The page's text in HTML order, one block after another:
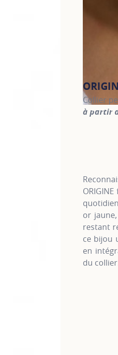
Collier
à partir
or
restant
ce bijou
en
du